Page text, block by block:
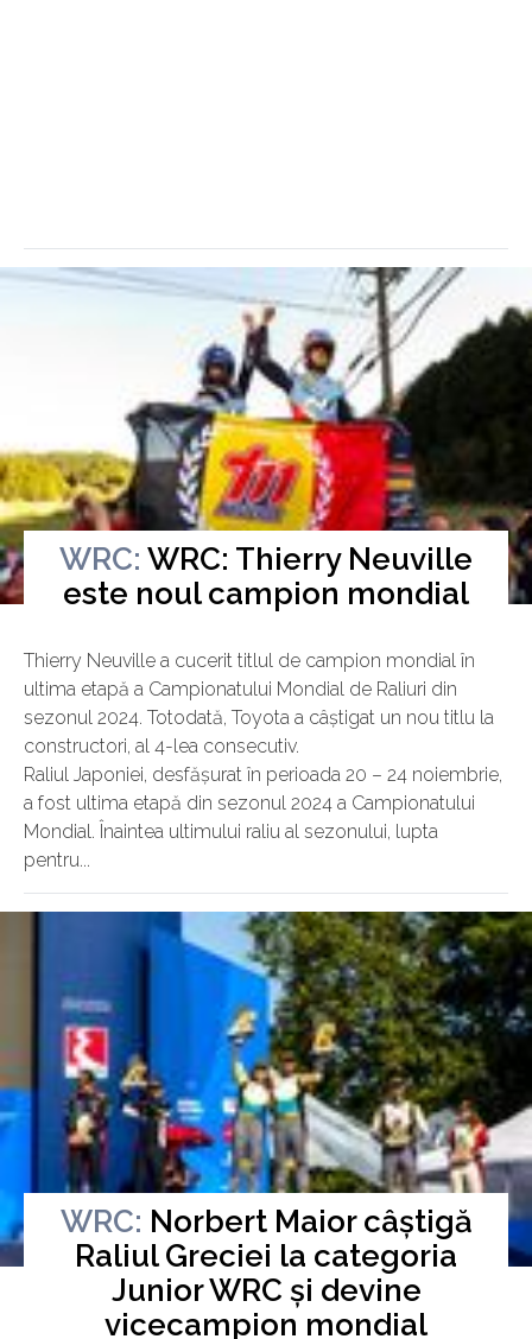
WRC: WRC: Thierry Neuville
este noul campion mondial
Thierry Neuville a cucerit titlul de campion mondial în
ultima etapă a Campionatului Mondial de Raliuri din
sezonul 2024. Totodată, Toyota a câștigat un nou titlu la
constructori, al 4-lea consecutiv.
Raliul Japoniei, desfășurat în perioada 20 – 24 noiembrie,
a fost ultima etapă din sezonul 2024 a Campionatului
Mondial. Înaintea ultimului raliu al sezonului, lupta
pentru...
Luni, 09 Septembrie 2024
WRC: Norbert Maior câștigă
Raliul Greciei la categoria
Junior WRC și devine
vicecampion mondial